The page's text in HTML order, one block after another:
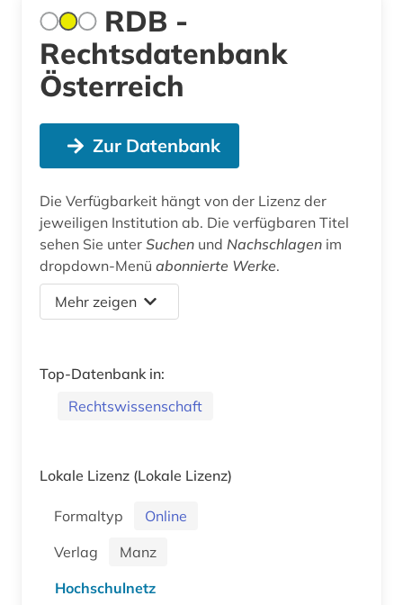
RDB -
Rechtsdatenbank
Österreich
Zur Datenbank
Die Verfügbarkeit hängt von der Lizenz der
jeweiligen Institution ab. Die verfügbaren Titel
sehen Sie unter Suchen und Nachschlagen im
dropdown-Menü abonnierte Werke.
Mehr zeigen
Top-Datenbank in:
Rechtswissenschaft
Lokale Lizenz (Lokale Lizenz)
Formaltyp
Online
Verlag
Manz
Hochschulnetz